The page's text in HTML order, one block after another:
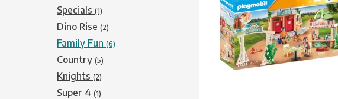
Specials (1)
Dino Rise (2)
Family Fun (6)
Country (5)
Knights (2)
Super 4 (1)